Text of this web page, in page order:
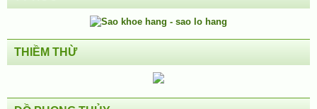
THIỀM THỪ